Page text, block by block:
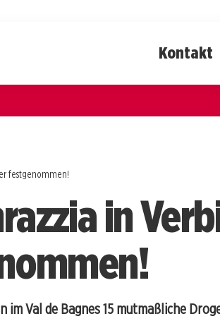
Kontakt
festgenommen!
in
Val de Bagnes 15 mutmaßliche